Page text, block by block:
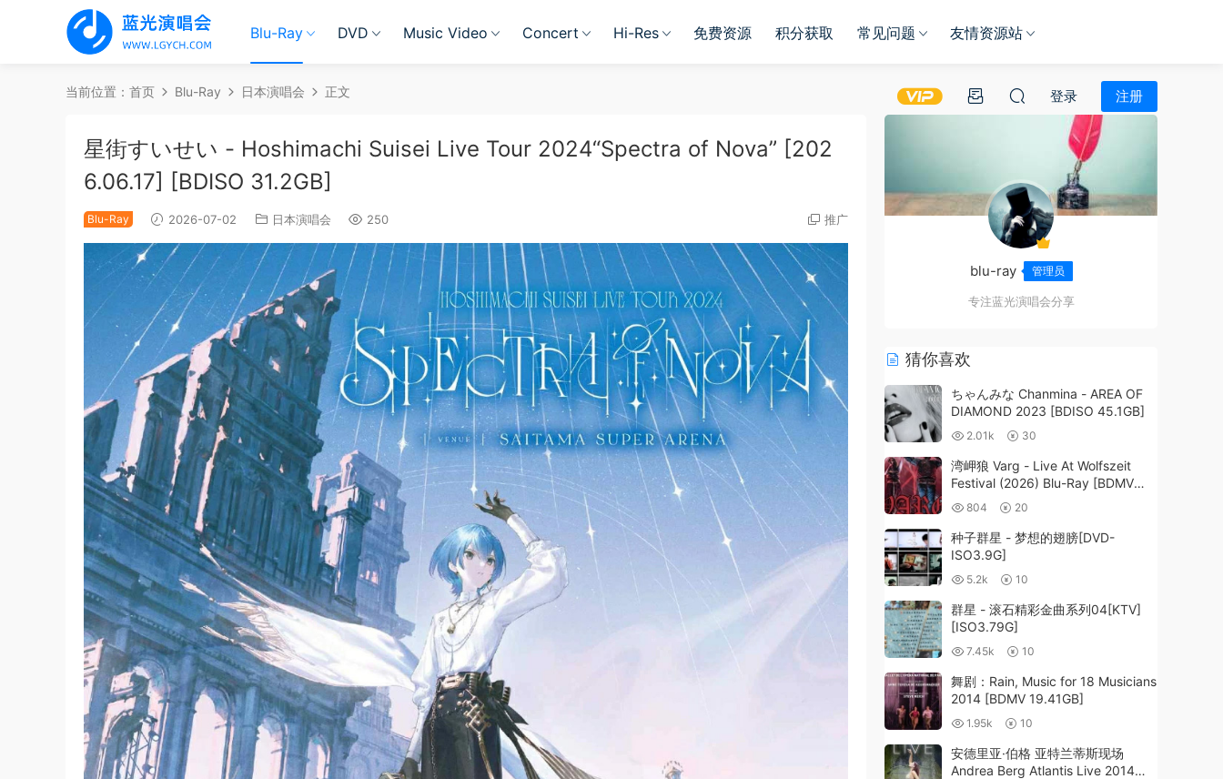
Blu-Ray DVD Music Video Concert Hi-Res 免费资源 积分获取 常见问题 友情资源站
登录 注册
当前位置： 首页 Blu-Ray 日本演唱会 正文
星街すいせい - Hoshimachi Suisei Live Tour 2024“Spectra of Nova” [202
6.06.17] [BDISO 31.2GB]
Blu-Ray 2026-07-02 日本演唱会 250 推广
blu-ray 管理员
专注蓝光演唱会分享
猜你喜欢
ちゃんみな Chanmina - AREA OF
DIAMOND 2023 [BDISO 45.1GB]
2.01k 30
湾岬狼 Varg - Live At Wolfszeit
Festival (2026) Blu-Ray [BDMV
15.3GB]
804 20
种子群星 - 梦想的翅膀[DVD-
ISO3.9G]
5.2k 10
群星 - 滚石精彩金曲系列04[KTV]
[ISO3.79G]
7.45k 10
舞剧：Rain, Music for 18 Musicians
2014 [BDMV 19.41GB]
1.95k 10
安德里亚·伯格 亚特兰蒂斯现场
Andrea Berg Atlantis Live 2014